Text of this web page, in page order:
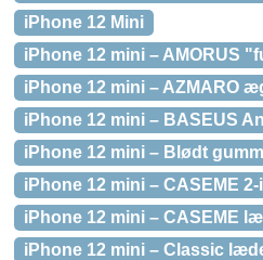
iPhone 12 Mini
iPhone 12 mini – AMORUS
iPhone 12 mini – AZMARO
iPhone 12 mini – BASEUS
iPhone 12 mini – Blødt
iPhone 12 mini – CASEME
iPhone 12 mini – CASEME
iPhone 12 mini – Classic